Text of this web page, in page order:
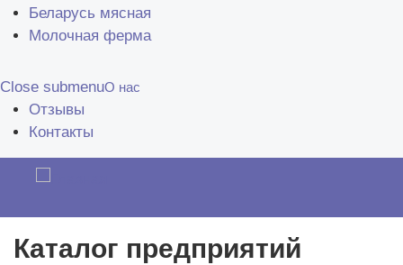
Беларусь мясная
Молочная ферма
Close submenuО нас
Отзывы
Контакты
Каталог предприятий